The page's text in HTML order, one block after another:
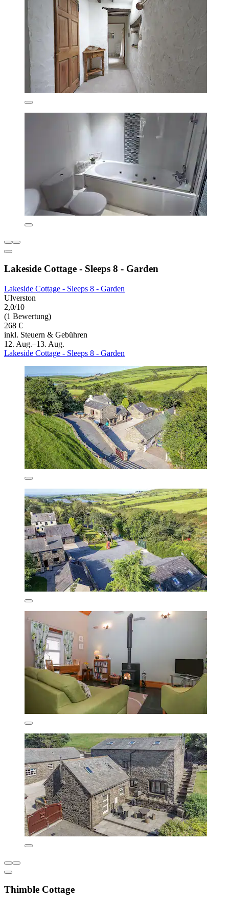
Lakeside Cottage - Sleeps 8 - Garden
Lakeside Cottage - Sleeps 8 - Garden
Ulverston
2,0/10
(1 Bewertung)
268 €
inkl. Steuern & Gebühren
12. Aug.–13. Aug.
Lakeside Cottage - Sleeps 8 - Garden
Thimble Cottage